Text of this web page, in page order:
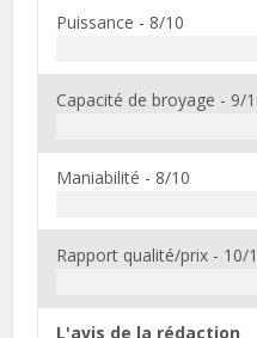
Puissance - 8/10
Capacité de broyage - 9/
Maniabilité - 8/10
Rapport qualité/prix - 10/
L'avis de la rédaction